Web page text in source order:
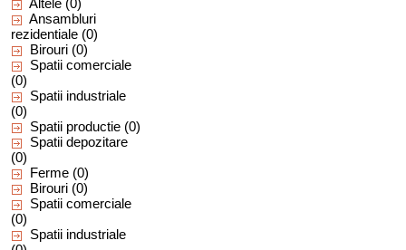
Altele (0)
Ansambluri
rezidentiale (0)
Birouri (0)
Spatii comerciale
(0)
Spatii industriale
(0)
Spatii productie (0)
Spatii depozitare
(0)
Ferme (0)
Birouri (0)
Spatii comerciale
(0)
Spatii industriale